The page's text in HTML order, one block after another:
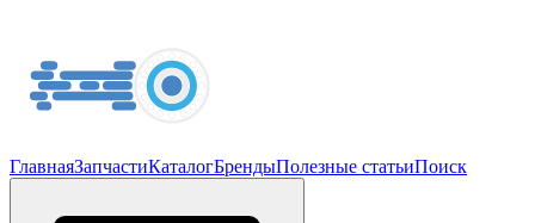
ГлавнаяЗапчастиКаталогБрендыПолезные статьиПоиск